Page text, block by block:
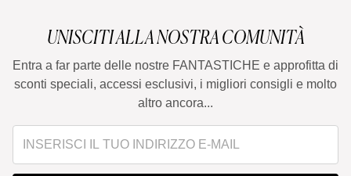
UNISCITI ALLA NOSTRA COMUNITÀ
Entra a far parte delle nostre FANTASTICHE e approfitta di
sconti speciali, accessi esclusivi, i migliori consigli e molto
altro ancora...